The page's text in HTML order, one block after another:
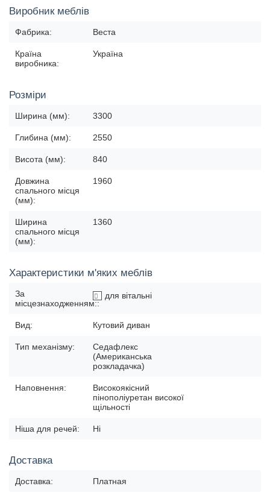
Виробник меблів
Фабрика: Веста
Країна
виробника:
Україна
Розміри
Ширина (мм): 3300
Глибина (мм): 2550
Висота (мм): 840
Довжина
спального місця
(мм):
1960
Ширина
спального місця
(мм):
1360
Характеристики м'яких меблів
За
місцезнаходженням::
для вітальні
Вид: Кутовий диван
Тип механізму:
Седафлекс
(Американська
розкладачка)
Наповнення:
Високоякісний
пінополіуретан високої
щільності
Ніша для речей: Ні
Доставка
Доставка: Платная